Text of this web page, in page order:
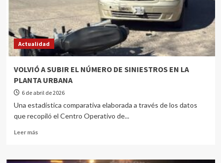
Actualidad
VOLVIÓ A SUBIR EL NÚMERO DE SINIESTROS EN LA
PLANTA URBANA
6 de abril de 2026
Una estadística comparativa elaborada a través de los datos
que recopiló el Centro Operativo de...
Leer más